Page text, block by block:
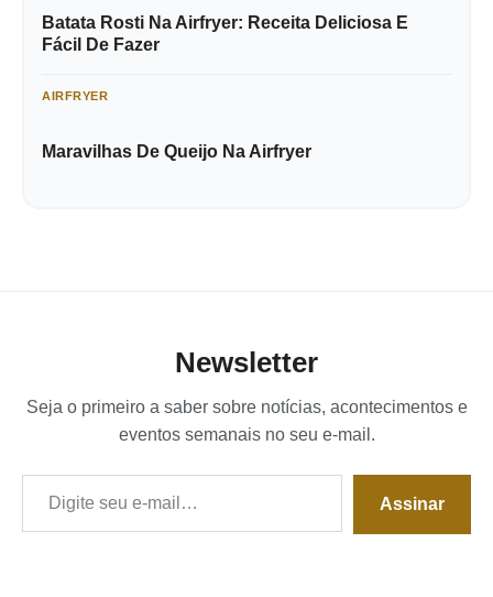
Batata Rosti Na Airfryer: Receita Deliciosa E
Fácil De Fazer
AIRFRYER
Maravilhas De Queijo Na Airfryer
Newsletter
Seja o primeiro a saber sobre notícias, acontecimentos e
eventos semanais no seu e-mail.
Digite seu e-mail…
Assinar